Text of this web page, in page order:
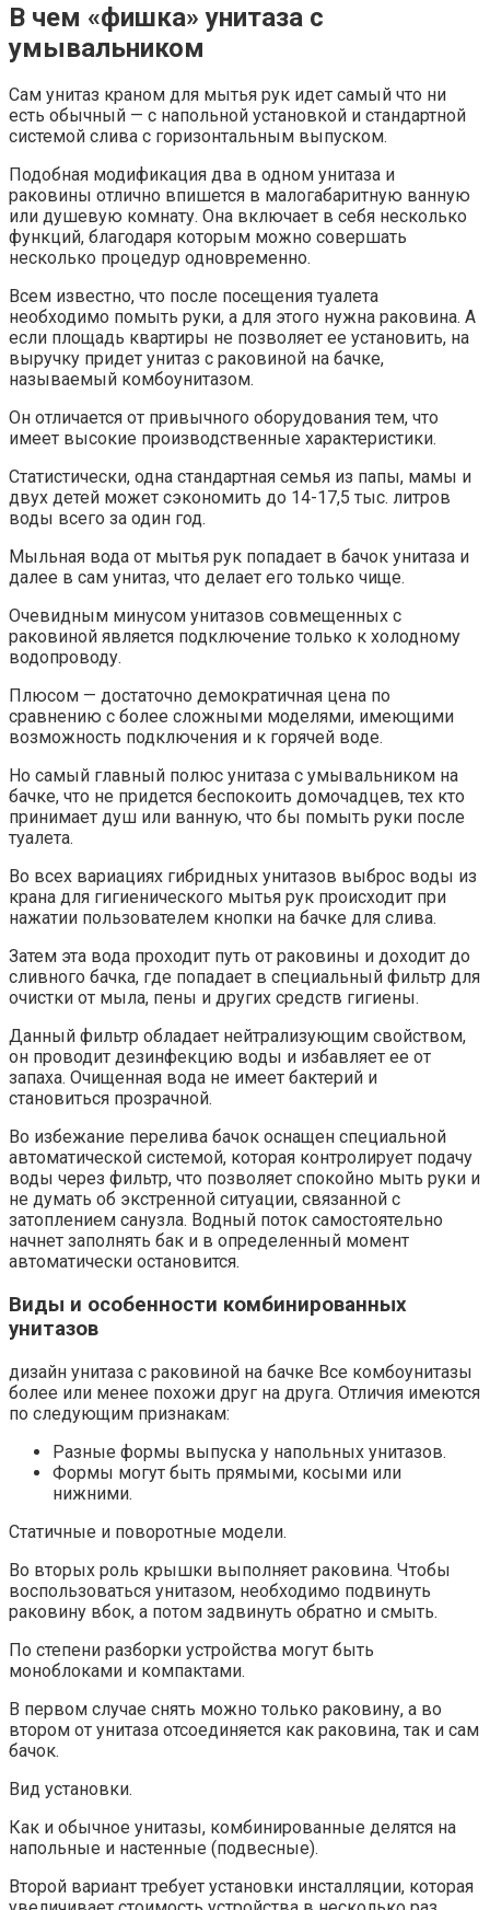
В чем «фишка» унитаза с
умывальником
Сам унитаз краном для мытья рук идет самый что ни
есть обычный — с напольной установкой и стандартной
системой слива с горизонтальным выпуском.
Подобная модификация два в одном унитаза и
раковины отлично впишется в малогабаритную ванную
или душевую комнату. Она включает в себя несколько
функций, благодаря которым можно совершать
несколько процедур одновременно.
Всем известно, что после посещения туалета
необходимо помыть руки, а для этого нужна раковина. А
если площадь квартиры не позволяет ее установить, на
выручку придет унитаз с раковиной на бачке,
называемый комбоунитазом.
Он отличается от привычного оборудования тем, что
имеет высокие производственные характеристики.
Статистически, одна стандартная семья из папы, мамы и
двух детей может сэкономить до 14-17,5 тыс. литров
воды всего за один год.
Мыльная вода от мытья рук попадает в бачок унитаза и
далее в сам унитаз, что делает его только чище.
Очевидным минусом унитазов совмещенных с
раковиной является подключение только к холодному
водопроводу.
Плюсом — достаточно демократичная цена по
сравнению с более сложными моделями, имеющими
возможность подключения и к горячей воде.
Но самый главный полюс унитаза с умывальником на
бачке, что не придется беспокоить домочадцев, тех кто
принимает душ или ванную, что бы помыть руки после
туалета.
Во всех вариациях гибридных унитазов выброс воды из
крана для гигиенического мытья рук происходит при
нажатии пользователем кнопки на бачке для слива.
Затем эта вода проходит путь от раковины и доходит до
сливного бачка, где попадает в специальный фильтр для
очистки от мыла, пены и других средств гигиены.
Данный фильтр обладает нейтрализующим свойством,
он проводит дезинфекцию воды и избавляет ее от
запаха. Очищенная вода не имеет бактерий и
становиться прозрачной.
Во избежание перелива бачок оснащен специальной
автоматической системой, которая контролирует подачу
воды через фильтр, что позволяет спокойно мыть руки и
не думать об экстренной ситуации, связанной с
затоплением санузла. Водный поток самостоятельно
начнет заполнять бак и в определенный момент
автоматически остановится.
Виды и особенности комбинированных
унитазов
дизайн унитаза с раковиной на бачке Все комбоунитазы
более или менее похожи друг на друга. Отличия имеются
по следующим признакам:
Разные формы выпуска у напольных унитазов.
Формы могут быть прямыми, косыми или
нижними.
Статичные и поворотные модели.
Во вторых роль крышки выполняет раковина. Чтобы
воспользоваться унитазом, необходимо подвинуть
раковину вбок, а потом задвинуть обратно и смыть.
По степени разборки устройства могут быть
моноблоками и компактами.
В первом случае снять можно только раковину, а во
втором от унитаза отсоединяется как раковина, так и сам
бачок.
Вид установки.
Как и обычное унитазы, комбинированные делятся на
напольные и настенные (подвесные).
Второй вариант требует установки инсталляции, которая